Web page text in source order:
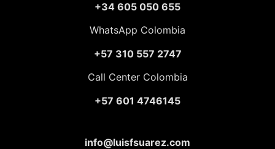
+34 605 050 655
WhatsApp Colombia
+57 310 557 2747
Call Center Colombia
+57 601 4746145
info@luisfsuarez.com